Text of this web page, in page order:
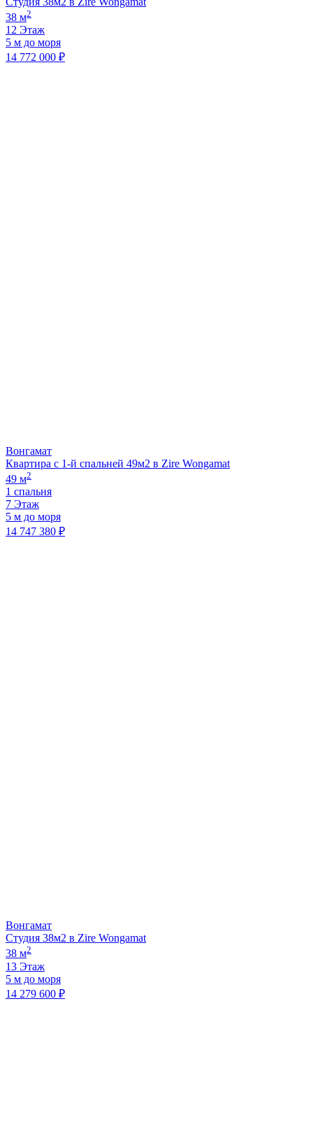
38 м2
12 Этаж
5 м до моря
14 772 000 ₽
Вонгамат
Квартира с 1-й спальней 49м2 в Zire Wongamat
49 м2
1 спальня
7 Этаж
5 м до моря
14 747 380 ₽
Вонгамат
Студия 38м2 в Zire Wongamat
38 м2
13 Этаж
5 м до моря
14 279 600 ₽